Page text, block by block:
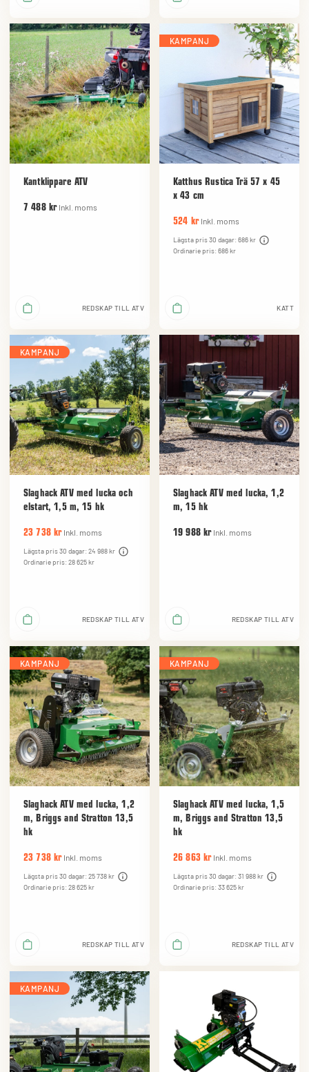
Kantklippare ATV
7 488 kr Inkl. moms
REDSKAP TILL ATV
KAMPANJ
Katthus Rustica Trä 57 x 45
x 43 cm
524 kr Inkl. moms
Lägsta pris 30 dagar: 686 kr
Ordinarie pris: 686 kr
KATT
KAMPANJ
Slaghack ATV med lucka och
elstart, 1,5 m, 15 hk
23 738 kr Inkl. moms
Lägsta pris 30 dagar: 24 988 kr
Ordinarie pris: 28 625 kr
REDSKAP TILL ATV
Slaghack ATV med lucka, 1,2
m, 15 hk
19 988 kr Inkl. moms
REDSKAP TILL ATV
KAMPANJ
Slaghack ATV med lucka, 1,2
m, Briggs and Stratton 13,5
hk
23 738 kr Inkl. moms
Lägsta pris 30 dagar: 25 738 kr
Ordinarie pris: 28 625 kr
REDSKAP TILL ATV
KAMPANJ
Slaghack ATV med lucka, 1,5
m, Briggs and Stratton 13,5
hk
26 863 kr Inkl. moms
Lägsta pris 30 dagar: 31 988 kr
Ordinarie pris: 33 625 kr
REDSKAP TILL ATV
KAMPANJ